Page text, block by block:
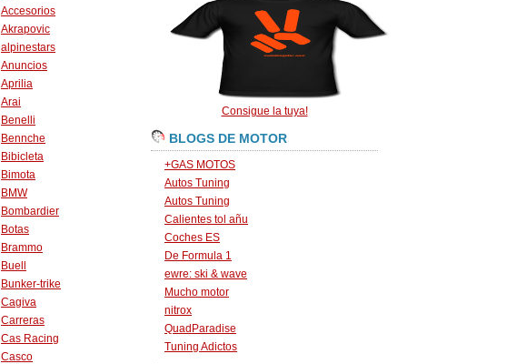
Accesorios
Akrapovic
alpinestars
Anuncios
Aprilia
Arai
Benelli
Bennche
Bibicleta
Bimota
BMW
Bombardier
Botas
Brammo
Buell
Bunker-trike
Cagiva
Carreras
Cas Racing
Casco
Consigue la tuya!
BLOGS DE MOTOR
+GAS MOTOS
Autos Tuning
Autos Tuning
Calientes tol añu
Coches ES
De Formula 1
ewre: ski & wave
Mucho motor
nitrox
QuadParadise
Tuning Adictos